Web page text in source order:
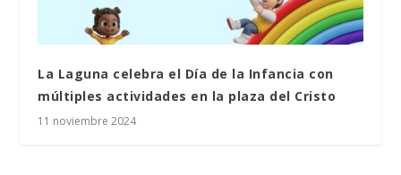
La Laguna celebra el Día de la Infancia con
múltiples actividades en la plaza del Cristo
11 noviembre 2024